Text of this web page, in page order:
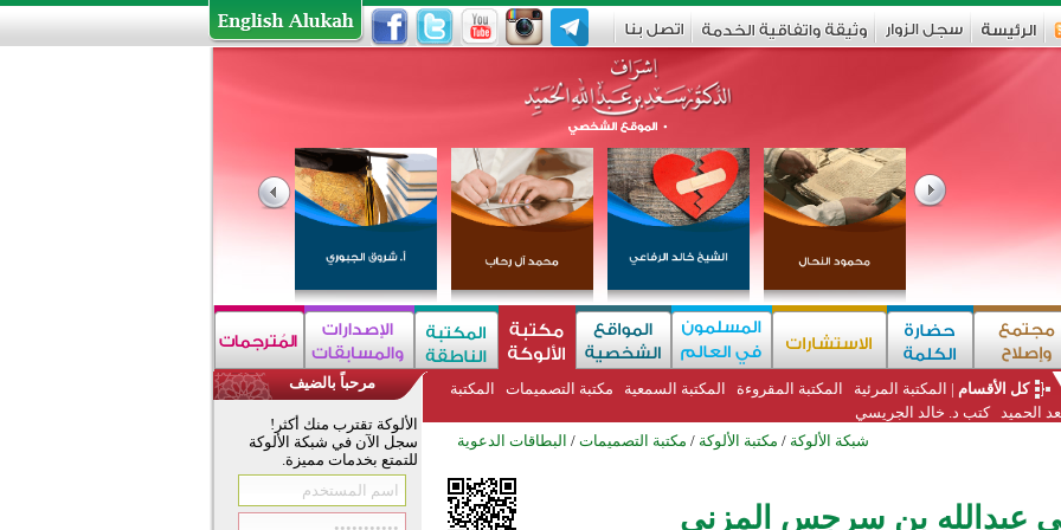
كل الأقسام | المكتبة المرئية المكتبة المقروءة المكتبة السمعية مكتبة التصميمات
المكتبة
الحميد
كتب د. خالد الجريسي
شبكة الألوكة / مكتبة الألوكة / مكتبة التصميمات / البطاقات الدعوية
عبدالله بن سرجس المزني
مرحباً بالضيف
الألوكة تقترب منك أكثر!
سجل الآن في شبكة الألوكة
للتمتع بخدمات مميزة.